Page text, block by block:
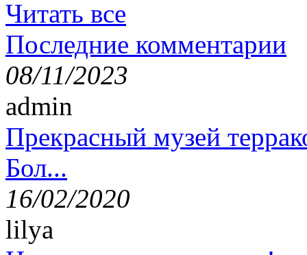
Читать все
Последние комментарии
08/11/2023
admin
Прекрасный музей
Бол...
16/02/2020
lilya